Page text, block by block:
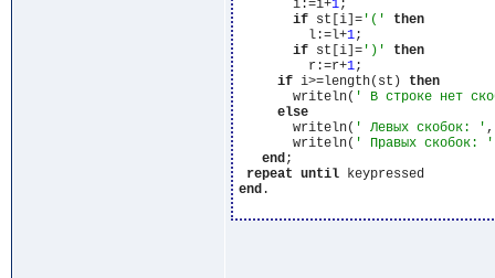
       i:=i+
1;
if st[i]='('
then
         l:=l+
1;
if st[i]=')'
then
         r:=r+
1;
if i>=length(st) then
       writeln(
' В строке нет
else
       writeln(
' Левых скобок: '
       writeln(
' Правых скобок: '
end;
repeat until
keypressed
end.